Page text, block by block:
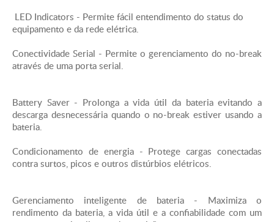
Tipo de bateria: Bateria selada Chumbo-Acido livre
de manutenção : a prova de vasamento
Tempo de recarga típico - 6hora(s)
Quantidade de RBC™ - 2
Autonomia expansível - 1
BR-2200-VA-220-V-
Eficiência no
LED Indicators - Permite fácil entendimento do status do
equipamento e da rede elétrica.
Conectividade Serial - Permite o gerenciamento do no-break
através de uma porta serial.
Battery Saver - Prolonga a vida útil da bateria evitando a
descarga desnecessária quando o no-break estiver usando a
bateria.
Condicionamento de energia - Protege cargas conectadas
contra surtos, picos e outros distúrbios elétricos.
Gerenciamento inteligente de bateria - Maximiza o
rendimento da bateria, a vida útil e a confiabilidade com um